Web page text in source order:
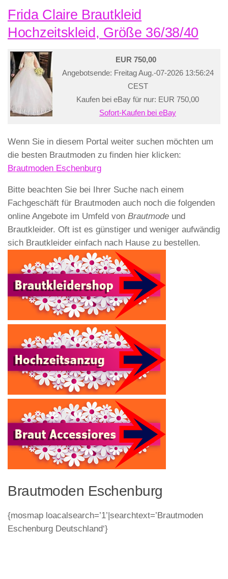
Frida Claire Brautkleid
Hochzeitskleid, Größe 36/38/40
EUR 750,00
Angebotsende: Freitag Aug.-07-2026 13:56:24
CEST
Kaufen bei eBay für nur: EUR 750,00
Sofort-Kaufen bei eBay
Wenn Sie in diesem Portal weiter suchen möchten um
die besten Brautmoden zu finden hier klicken:
Brautmoden Eschenburg
Bitte beachten Sie bei Ihrer Suche nach einem
Fachgeschäft für Brautmoden auch noch die folgenden
online Angebote im Umfeld von Brautmode und
Brautkleider. Oft ist es günstiger und weniger aufwändig
sich Brautkleider einfach nach Hause zu bestellen.
Brautmoden Eschenburg
{mosmap loacalsearch=’1’|searchtext=’Brautmoden
Eschenburg Deutschland‘}